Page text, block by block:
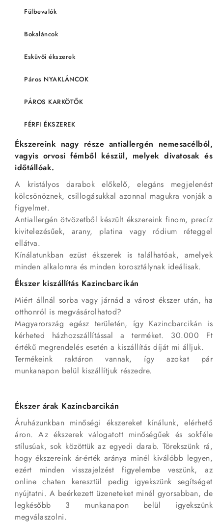
Fülbevalók
Bokaláncok
Esküvői ékszerek
Páros NYAKLÁNCOK
PÁROS KARKÖTŐK
FÉRFI ÉKSZEREK
Ékszereink nagy része antiallergén nemesacélból,
vagyis orvosi fémből készül, melyek divatosak és
időtállóak.
A kristályos darabok előkelő, elegáns megjelenést
kölcsönöznek, csillogásukkal azonnal magukra vonják a
figyelmet.
Antiallergén ötvözetből készült ékszereink finom, precíz
kivitelezésűek, arany, platina vagy ródium réteggel
ellátva.
Kínálatunkban ezüst ékszerek is találhatóak, amelyek
minden alkalomra és minden korosztálynak ideálisak.
Ékszer kiszállítás Kazincbarcikán
Miért állnál sorba vagy járnád a várost ékszer után, ha
otthonról is megvásárolhatod?
Magyarország egész területén, így Kazincbarcikán is
kérheted házhozszállítással a terméket. 30.000 Ft
értékű megrendelés esetén a kiszállítás díját mi álljuk.
Termékeink raktáron vannak, így azokat pár
munkanapon belül kiszállítjuk részedre.
Ékszer árak Kazincbarcikán
Áruházunkban minőségi ékszereket kínálunk, elérhető
áron. Az ékszerek válogatott minőségűek és sokféle
stílusúak, sok közöttük az egyedi darab. Törekszünk rá,
hogy ékszereink ár-érték aránya minél kiválóbb legyen,
ezért minden visszajelzést figyelembe veszünk, az
online chaten keresztül pedig igyekszünk segítséget
nyújtatni. A beérkezett üzeneteket minél gyorsabban, de
legkésőbb 3 munkanapon belül igyekszünk
megválaszolni.